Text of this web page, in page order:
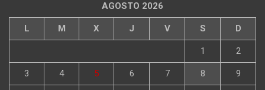
AGOSTO 2026
L M X J V S D
1 2
3 4 5 6 7 8 9